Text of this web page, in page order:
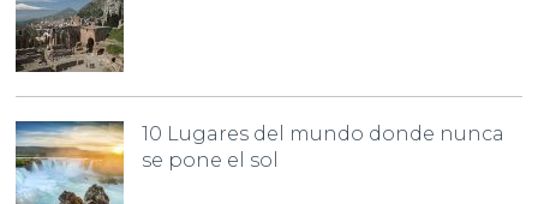
10 Lugares del mundo donde nunca
se pone el sol